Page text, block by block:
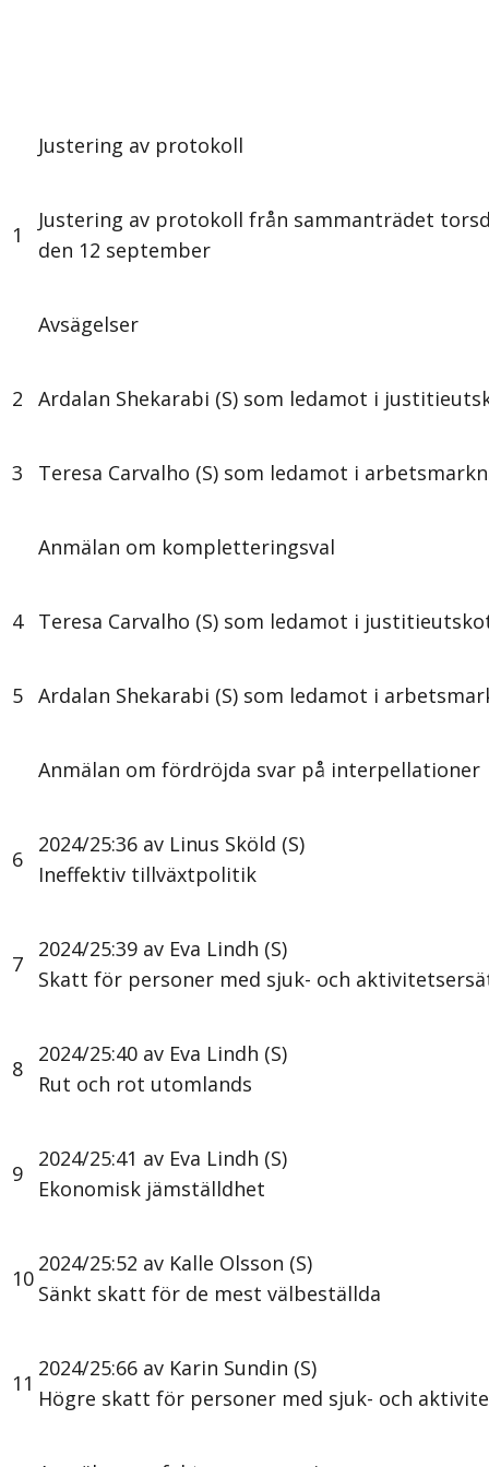
Justering av protokoll
1
Justering av protokoll från sammanträdet
den 12 september
Avsägelser
2 Ardalan Shekarabi (S) som ledamot i
3 Teresa Carvalho (S) som ledamot i
Anmälan om kompletteringsval
4 Teresa Carvalho (S) som ledamot i
5 Ardalan Shekarabi (S) som ledamot i
Anmälan om fördröjda svar på interpellationer
6
2024/25:36 av Linus Sköld (S)
Ineffektiv tillväxtpolitik
7
2024/25:39 av Eva Lindh (S)
Skatt för personer med sjuk- och
8
2024/25:40 av Eva Lindh (S)
Rut och rot utomlands
9
2024/25:41 av Eva Lindh (S)
Ekonomisk jämställdhet
10
2024/25:52 av Kalle Olsson (S)
Sänkt skatt för de mest välbeställda
11
2024/25:66 av Karin Sundin (S)
Högre skatt för personer med sjuk- och